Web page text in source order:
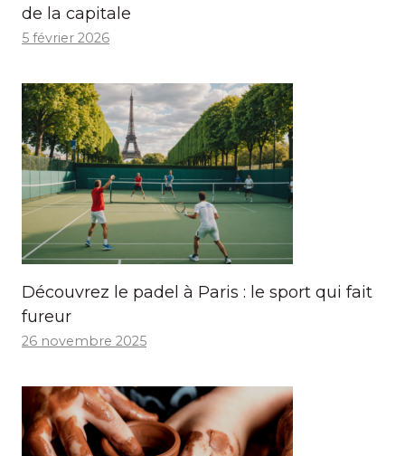
de la capitale
5 février 2026
Découvrez le padel à Paris : le sport qui fait
fureur
26 novembre 2025